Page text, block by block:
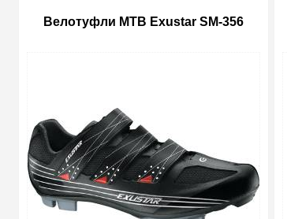
Велотуфли MTB Exustar SM-356